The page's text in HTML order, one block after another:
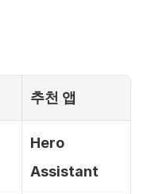
추천 앱
Hero
Assistant